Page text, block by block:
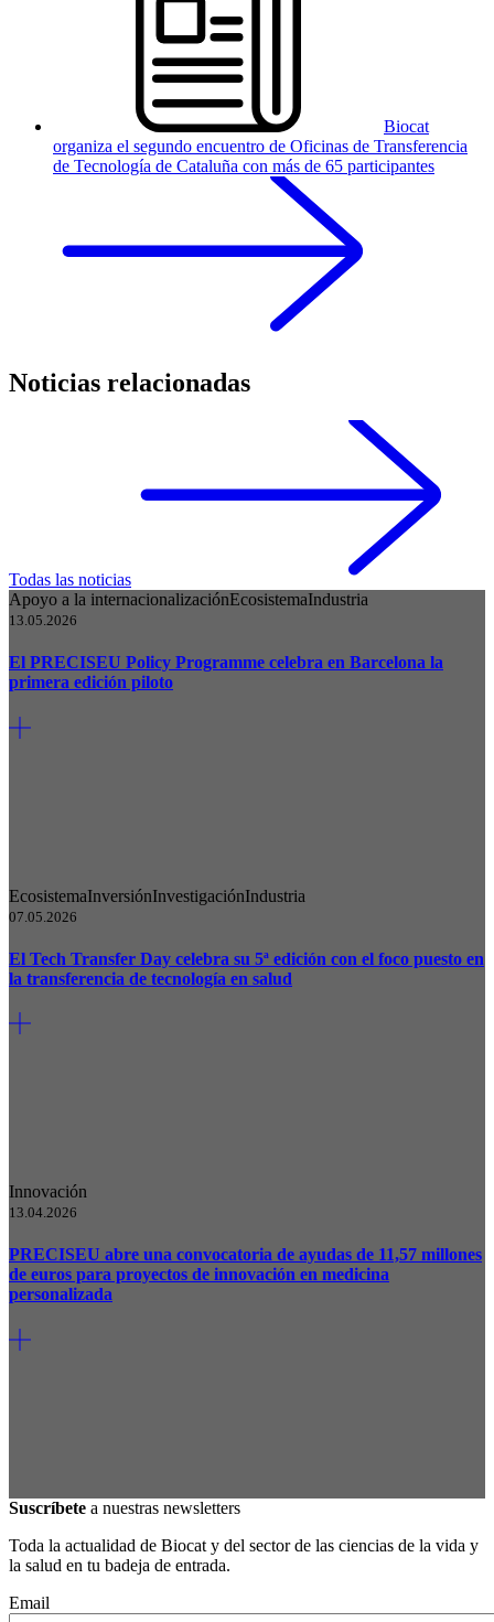
Biocat
organiza el segundo encuentro de Oficinas de Transferencia
de Tecnología de Cataluña con más de 65 participantes
Noticias relacionadas
Todas las noticias
Apoyo a la internacionalizaciónEcosistemaIndustria
13.05.2026
El PRECISEU Policy Programme celebra en Barcelona la
primera edición piloto
EcosistemaInversiónInvestigaciónIndustria
07.05.2026
El Tech Transfer Day celebra su 5ª edición con el foco puesto en
la transferencia de tecnología en salud
Innovación
13.04.2026
PRECISEU abre una convocatoria de ayudas de 11,57 millones
de euros para proyectos de innovación en medicina
personalizada
Suscríbete a nuestras newsletters
Toda la actualidad de Biocat y del sector de las ciencias de la vida y
la salud en tu badeja de entrada.
Email